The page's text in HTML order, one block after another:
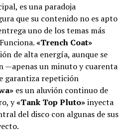
es una paradoja
que su contenido no es apto
uno de los temas más
«Trench Coat»
de alta energía, aunque se
—apenas un minuto y cuarenta
garantiza repetición
es un aluvión continuo de
y«Tank Top Pluto»inyecta
del disco con algunas de sus